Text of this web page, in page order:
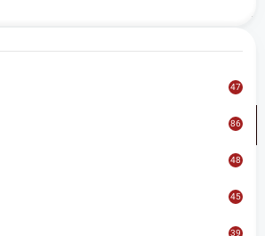
berkumpul bersama keluarga di
dirasakan dengan penuh
47
86
48
45
39